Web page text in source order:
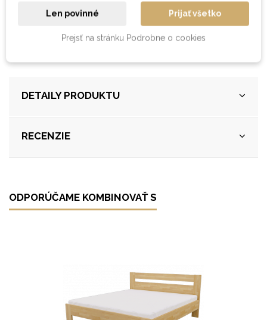
Produkt na fotografii je vyhotovený z masívneho buku, vo
farebnom prevedení - prírodný buk (bez morenia) a s
povrchovou úpravou - lak. Pre ostatné materiály je fotografia
DETAILY PRODUKTU
RECENZIE
ODPORÚČAME KOMBINOVAŤ S
Len povinné Prijať všetko
Prejsť na stránku Podrobne o cookies